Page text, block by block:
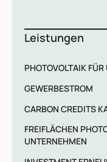
Leistungen
PHOTOVOLTAIK
GEWERBESTROM
CARBON CREDITS
FREIFLÄCHEN
UNTERNEHMEN